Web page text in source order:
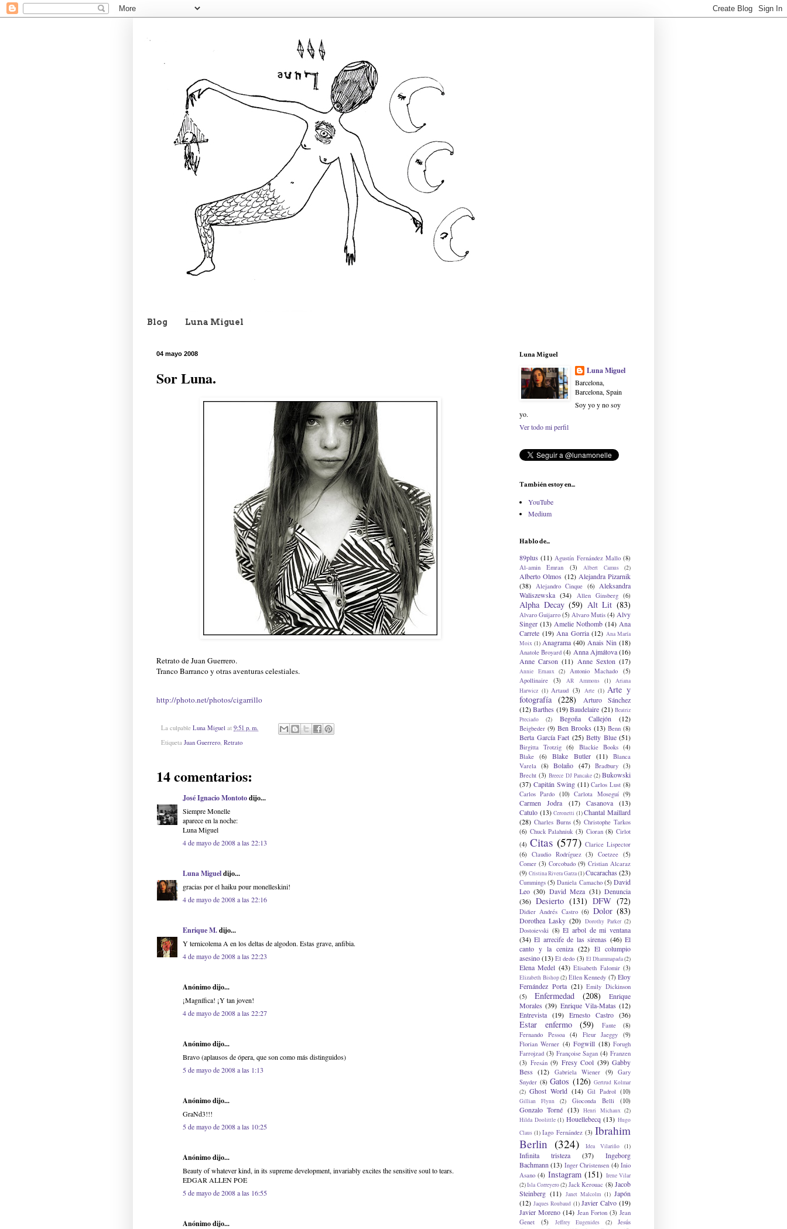
Blog Luna Miguel
04 mayo 2008
Sor Luna.
Retrato de Juan Guerrero.
Tranco Barranco y otras aventuras celestiales.
http://photo.net/photos/cigarrillo
La culpable Luna Miguel at 9:51 p. m.
Etiqueta Juan Guerrero Retrato
14 comentarios:
José Ignacio Montotodijo...
Siempre Monelle
aparece en la noche:
Luna Miguel
4 de mayo de 2008 a las 22:13
Luna Migueldijo...
gracias por el haiku pour monelleskini!
4 de mayo de 2008 a las 22:16
Enrique M.dijo...
Y ternicolema A en los deltas de algodon. Estas grave, anfibia.
4 de mayo de 2008 a las 22:23
Anónimo dijo...
¡Magnífica! ¡Y tan joven!
4 de mayo de 2008 a las 22:27
Anónimo dijo...
Bravo (aplausos de ópera, que son como más distinguidos)
5 de mayo de 2008 a las 1:13
Anónimo dijo...
GraNd3!!!
5 de mayo de 2008 a las 10:25
Anónimo dijo...
Beauty of whatever kind, in its supreme development, invariably excites the sensitive soul to tears.
EDGAR ALLEN POE
5 de mayo de 2008 a las 16:55
Anónimo dijo...
Luna Miguel
Luna Miguel
Barcelona,
Barcelona, Spain
Soy yo y no soy
yo.
Ver todo mi perfil
También estoy en...
YouTube
Medium
Hablo de...
89plus (11) Agustín Fernández Mallo (8)
Al-amin Emran
(3) Albert Camus (2)
Alberto Olmos (12) Alejandra Pizarnik
(38)
Alejandro Cinque (6)
Aleksandra
Waliszewska (34) Allen Ginsberg (6)
Alpha Decay (59) Alt Lit (83)
Alvaro Guijarro (5) Alvaro Mutis (4) Alvy
Singer (13) Amelie Nothomb (14) Ana
Carrete (19) Ana Gorria (12) Ana María
Moix (1) Anagrama (40) Anais Nin (18)
Anatole Broyard (4) Anna Ajmátova (16)
Anne Carson (11) Anne Sexton (17)
Annie Ernaux (2) Antonio Machado
(5)
Apollinaire
(3) AR Ammons (1)
Ariana
Harwicz (1) Artaud (3) Arte (1) Arte y
fotografía (228)
Arturo Sánchez
(12) Barthes (19) Baudelaire (21) Beatriz
Preciado
(2) Begoña Callejón (12)
Beigbeder (9) Ben Brooks (13) Benn (8)
Berta García Faet (25) Betty Blue (51)
Birgitta Trotzig (6) Blackie Books (4)
Blake
(6) Blake Butler (11)
Blanca
Varela
(8) Bolaño (47) Bradbury (3)
Brecht (3) Breece DJ Pancake (2) Bukowski
(37) Capitán Swing (11) Carlos Lust (8)
Carlos Pardo (10) Carlota Moseguí (9)
Carmen Jodra (17) Casanova
(13)
Catulo (13) Ceronetti (1) Chantal Maillard
(28) Charles Burns (5) Christophe Tarkos
(6) Chuck Palahniuk (3) Cioran (8) Cirlot
(4) Citas (577) Clarice Lispector
(6)
Claudio Rodríguez (3) Coetzee (5)
Comer (3) Corcobado (9) Cristian Alcaraz
(9) Cristina Rivera Garza(1)Cucarachas (23)
Cummings (5) Daniela Camacho (5) David
Leo (30) David Meza (31) Denuncia
(36) Desierto (131) DFW (72)
Didier Andrés Castro (6) Dolor (83)
Dorothea Lasky (20) Dorothy Parker (2)
Dostoievski (8) El arbol de mi ventana
(34) El arrecife de las sirenas (46) El
canto y la ceniza (22) El columpio
asesino(13) El dedo (3) El Dhammapada(2)
Elena Medel (43) Elisabeth Falomir (3)
Elizabeth Bishop(2) Ellen Kennedy (7) Eloy
Fernández Porta (21) Emily Dickinson
(5)
Enfermedad (208)
Enrique
Morales (39) Enrique Vila-Matas (12)
Entrevista (19) Ernesto Castro (36)
Estar enfermo (59) Fante
(8)
Fernando Pessoa
(4) Fleur Jaeggy
(9)
Florian Werner (4) Fogwill (18) Forugh
Farrojzad (3) Françoise Sagan (4) Franzen
(3) Fresán (9) Fresy Cool (39) Gabby
Bess (12) Gabriela Wiener (9)
Gary
Snyder (8) Gatos (126) Gertrud Kolmar
(2) Ghost World (14) Gil Padrol (10)
Gillian Flynn (2) Gioconda Belli (10)
Gonzalo Torné (13) Henri Michaux (2)
Hilda Doolittle (1) Houellebecq (13) Hugo
Claus (1) Iago Fernández (3) Ibrahim
Berlin (324) Idea Vilariño (1)
Infinita tristeza (37)
Ingeborg
Bachmann (13) Inger Christensen (4) Inio
Asano (4) Instagram (151) Irene Vilar
(2)Isla Correyero(2) Jack Kerouac (8) Jacob
Steinberg (11) Janet Malcolm (1) Japón
(12) Jaques Roubaud (1) Javier Calvo (19)
Javier Moreno (14) Jean Forton (3) Jean
Genet
(5) Jeffrey Eugenides (2)
Jesús